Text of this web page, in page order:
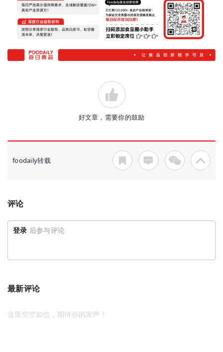
好文章，需要你的鼓励
foodaily转载
评论
登录 后参与评论
最新评论
这里空空如也，期待你的发声！